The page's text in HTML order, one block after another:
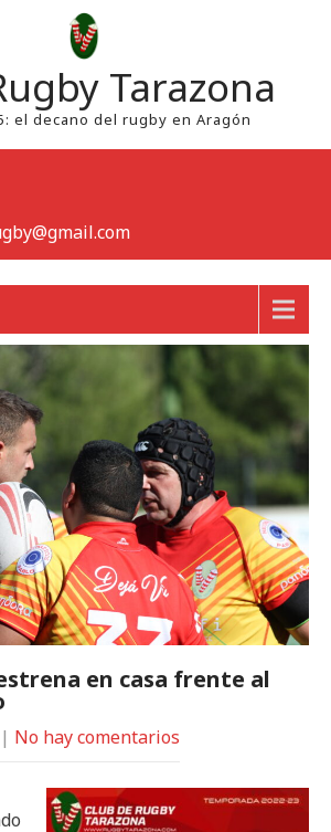
Tarazona
el decano del rugby en Aragón
en casa frente al
| No hay comentarios